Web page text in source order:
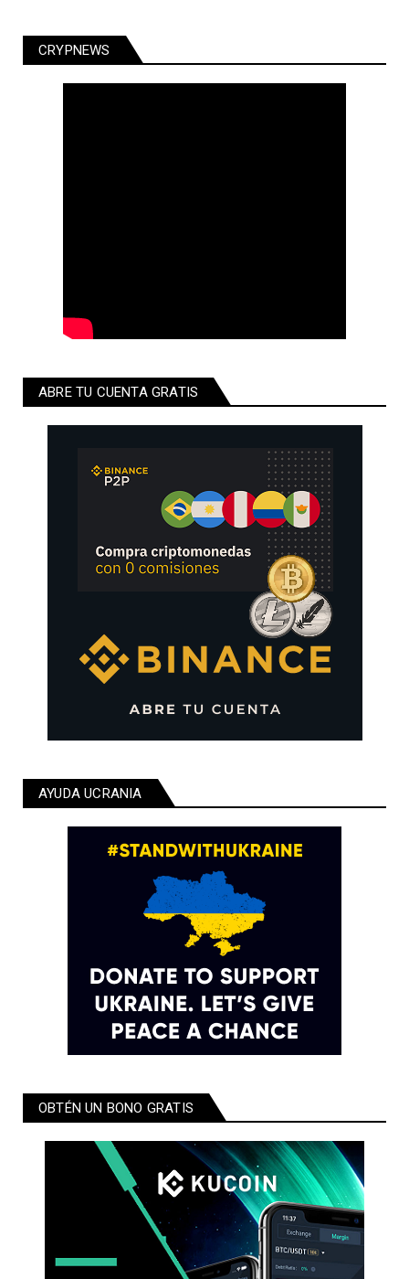
CRYPNEWS
ABRE TU CUENTA GRATIS
AYUDA UCRANIA
OBTÉN UN BONO GRATIS